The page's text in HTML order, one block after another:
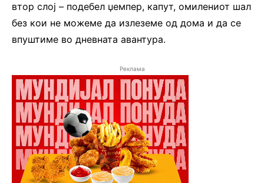
втор слој – подебел џемпер, капут, омилениот шал
без кои не можеме да излеземе од дома и да се
впуштиме во дневната авантура.
Реклама